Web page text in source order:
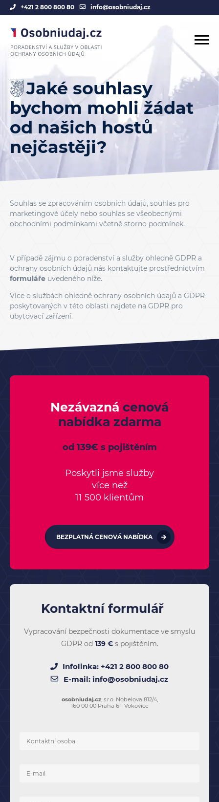
+421 2 800 800 80 info@osobniudaj.cz
Jaké souhlasy
bychom mohli žádat
od našich hostů
nejčastěji?
Souhlas se zpracováním osobních údajů, souhlas pro
marketingové účely nebo souhlas se všeobecnými
obchodními podmínkami včetně storno podmínek.
V případě zájmu o poradenství a služby ohledně GDPR a
ochrany osobních údajů nás kontaktujte prostřednictvím
formuláře uvedeného níže.
Více o službách ohledně ochrany osobních údajů a GDPR
poskytovaných v této oblasti najdete na GDPR pro
ubytovací zařízení.
Kontaktní formulář
Vypracování bezpečnosti dokumentace ve smyslu
GDPR od 139 € s pojištěním.
Infolinka: +421 2 800 800 80
E-mail: info@osobniudaj.cz
osobniudaj.cz, s.r.o. Nobelova 812/4,
160 00 00 Praha 6 - Vokovice
Nezávazná cenová
nabídka zdarma
od 139€ s pojištěním
Poskytli jsme služby
více než
11 500 klientům
BEZPLATNÁ CENOVÁ NABÍDKA